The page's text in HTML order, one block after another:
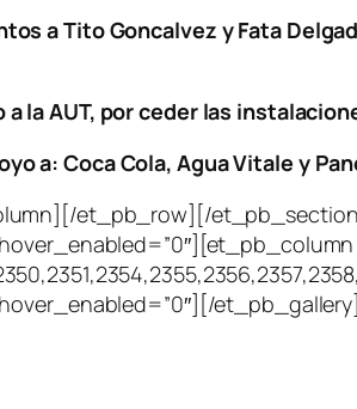
a Tito Goncalvez y Fata
la AUT, por ceder las
a: Coca Cola, Agua Vitale y
et_pb_row][/
hover_enabled=”0″][/